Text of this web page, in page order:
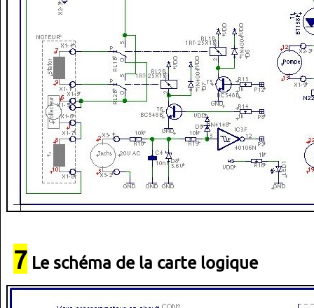
7 Le schéma de la carte logique